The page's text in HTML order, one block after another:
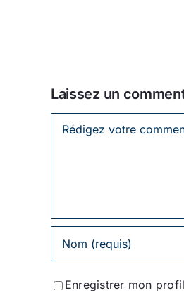
Laissez un
Laissez
Enregistrer mon profil